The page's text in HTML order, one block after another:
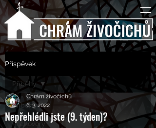
Příspěvek
Příběhy
Rozhovory
Příběhy
Nepřehlédli jste (9. týden)?
Chrám živočichů
6. 3. 2022